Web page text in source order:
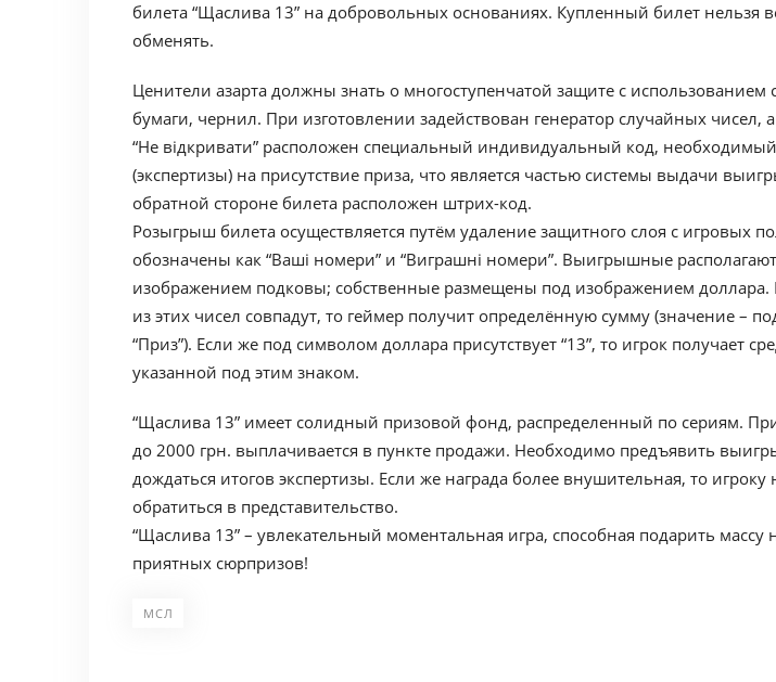
билета “Щаслива 13” на добровольных основаниях. Купленный билет нельзя
обменять.
Ценители азарта должны знать о многоступенчатой защите с использованием
бумаги, чернил. При изготовлении задействован генератор случайных чисел,
“Не відкривати” расположен специальный индивидуальный код,
(экспертизы) на присутствие приза, что является частью системы выдачи
обратной стороне билета расположен штрих-код.
Розыгрыш билета осуществляется путём удаление защитного слоя с игровых
обозначены как “Ваші номери” и “Виграшні номери”. Выигрышные
изображением подковы; собственные размещены под изображением доллара.
из этих чисел совпадут, то геймер получит определённую сумму (значение –
“Приз”). Если же под символом доллара присутствует “13”, то игрок получает
указанной под этим знаком.
“Щаслива 13” имеет солидный призовой фонд, распределенный по сериям.
до 2000 грн. выплачивается в пункте продажи. Необходимо предъявить
дождаться итогов экспертизы. Если же награда более внушительная, то
обратиться в представительство.
“Щаслива 13” – увлекательный моментальная игра, способная подарить
приятных сюрпризов!
МСЛ